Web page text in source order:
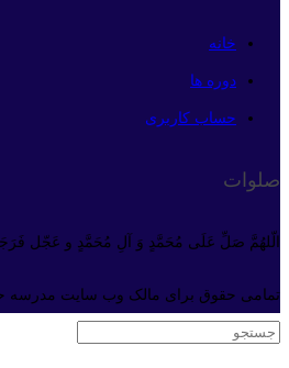
خانه
دوره ها
حساب کاربری
صلوات
الّلهُمَّ صَلِّ عَلَی مُحَمَّدٍ وَ آلِ مُحَمَّدٍ و عَجّل
تمامی حقوق برای مالک وب سایت مدرسه